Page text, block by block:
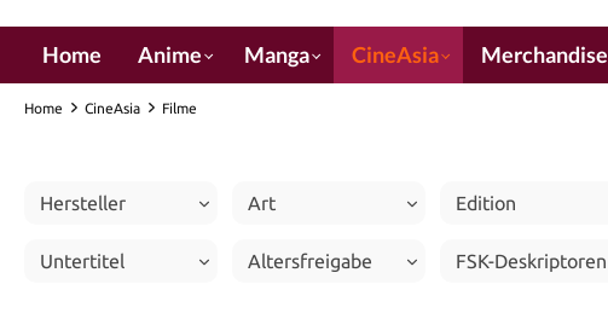
Home Anime Manga CineAsia Merchandise
Home CineAsia Filme
Hersteller Art Edition
Untertitel Altersfreigabe FSK-Deskriptoren